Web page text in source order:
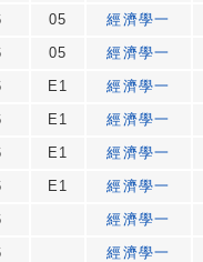
05
經濟學一
05
經濟學一
E1
經濟學一
E1
經濟學一
E1
經濟學一
E1
經濟學一
經濟學一
經濟學一